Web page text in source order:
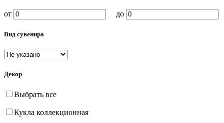
от до
Вид сувенира
Декор
Выбрать все
Кукла коллекционная